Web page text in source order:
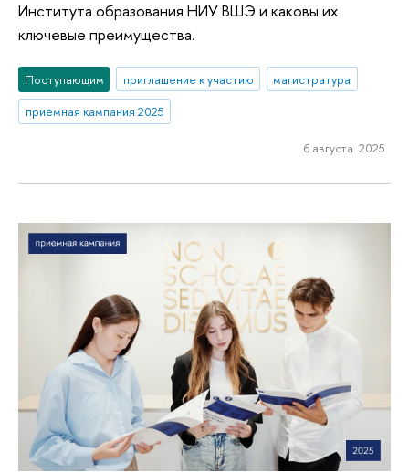
Института образования НИУ ВШЭ и каковы их
ключевые преимущества.
Поступающим приглашение к участию
магистратура
приемная кампания 2025
6 августа 2025